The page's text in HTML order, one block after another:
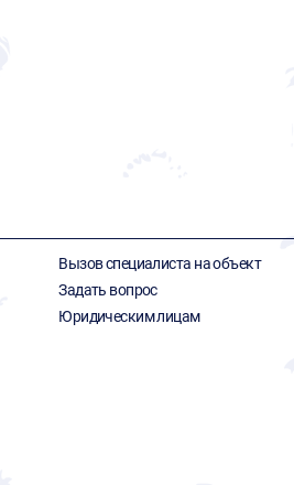
Вызов специалиста на объект
Задать вопрос
Юридическим лицам